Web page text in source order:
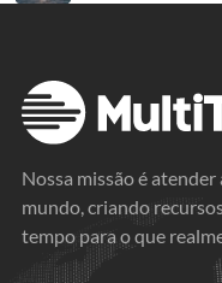
Nossa missão é
mundo, criando
tempo para o que